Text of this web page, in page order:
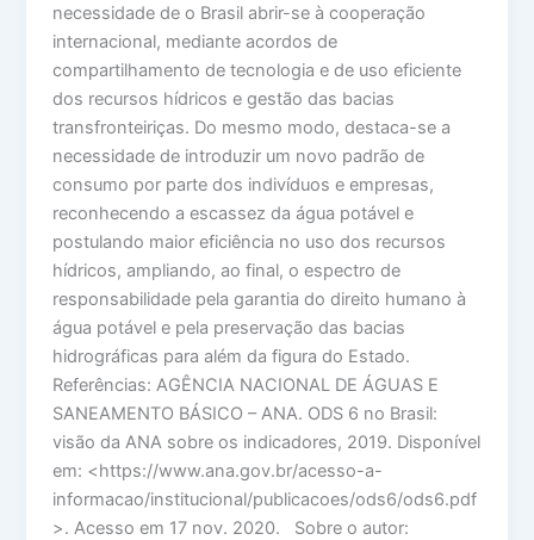
necessidade de o Brasil abrir-se à cooperação
internacional, mediante acordos de
compartilhamento de tecnologia e de uso eficiente
dos recursos hídricos e gestão das bacias
transfronteiriças. Do mesmo modo, destaca-se a
necessidade de introduzir um novo padrão de
consumo por parte dos indivíduos e empresas,
reconhecendo a escassez da água potável e
postulando maior eficiência no uso dos recursos
hídricos, ampliando, ao final, o espectro de
responsabilidade pela garantia do direito humano à
água potável e pela preservação das bacias
hidrográficas para além da figura do Estado.
Referências: AGÊNCIA NACIONAL DE ÁGUAS E
SANEAMENTO BÁSICO – ANA. ODS 6 no Brasil:
visão da ANA sobre os indicadores, 2019. Disponível
em: <https://www.ana.gov.br/acesso-a-
informacao/institucional/publicacoes/ods6/ods6.pdf
>. Acesso em 17 nov. 2020. Sobre o autor: